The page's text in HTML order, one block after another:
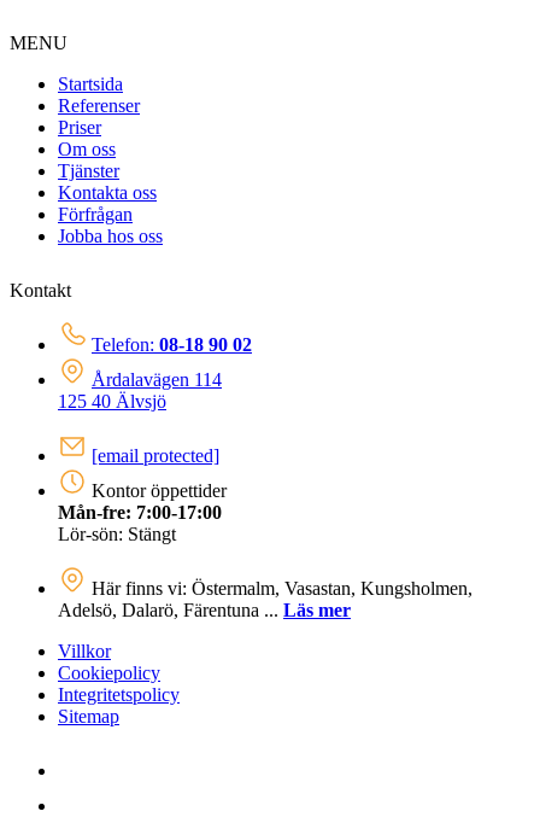
MENU
Startsida
Referenser
Priser
Om oss
Tjänster
Kontakta oss
Förfrågan
Jobba hos oss
Kontakt
Telefon: 08-18 90 02
Årdalavägen 114
125 40 Älvsjö
[email protected]
Kontor öppettider
Mån-fre: 7:00-17:00
Lör-sön: Stängt
Här finns vi: Östermalm, Vasastan, Kungsholmen,
Adelsö, Dalarö, Färentuna ... Läs mer
Villkor
Cookiepolicy
Integritetspolicy
Sitemap